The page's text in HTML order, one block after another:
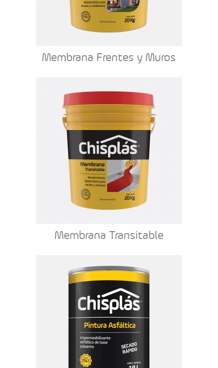
Membrana Frentes y Muros
Membrana Transitable